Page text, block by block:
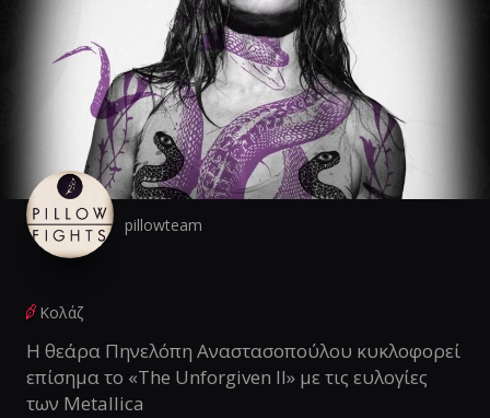
pillowteam
Κολάζ
Η θεάρα Πηνελόπη Αναστασοπούλου κυκλοφορεί
επίσημα το «The Unforgiven II» με τις ευλογίες
των Metallica